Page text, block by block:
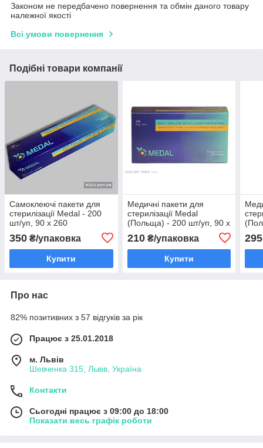
Законом не передбачено повернення та обмін даного товару
належної якості
Всі умови повернення
Подібні товари компанії
Самоклеючі пакети для
стерилізації Medal - 200
шт/уп, 90 x 260
350 ₴/упаковка
Купити
Медичні пакети для
стерилізації Medal
(Польща) - 200 шт/уп, 90 x
210₴/упаковка
Купити
295
Про нас
82% позитивних з 57 відгуків за рік
Працює з 25.01.2018
м. Львів
Шевченка 315, Львів, Україна
Контакти
Сьогодні працює з 09:00 до 18:00
Показати весь графік роботи